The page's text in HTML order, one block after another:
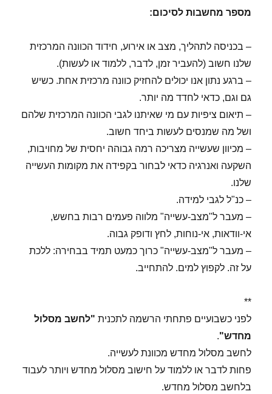
מספר מחשבות לסיכום:
– בכניסה לתהליך, מצב או אירוע, חידוד הכוונה המרכזית
שלנו חשוב (להעביר זמן, לדבר, ללמוד או לעשות).
– ברגע נתון אנו יכולים להחזיק כוונה מרכזית אחת. כשיש
גם וגם, כדאי לחדד מה יותר.
– תיאום ציפיות עם מי שאיתנו לגבי הכוונה המרכזית שלהם
ושל מה שמנסים לעשות ביחד חשוב.
– מכיוון שעשייה מצריכה רמה גבוהה יחסית של מחויבות,
השקעה ואנרגיה כדאי לבחור בקפידה את מקומות העשייה
שלנו.
– כנ"ל לגבי למידה.
– מעבר ל"מצב-עשייה" מלווה פעמים רבות בחשש,
אי-וודאות, אי-נוחות, לחץ ודופק גבוה.
– מעבר ל"מצב-עשייה" כרוך כמעט תמיד בבחירה: ללכת
על זה. לקפוץ למים. להתחייב.
**
לפני כשבועיים פתחתי הרשמה לתכנית "לחשב מסלול
מחדש".
לחשב מסלול מחדש מכוונת לעשייה.
פחות לדבר או ללמוד על חישוב מסלול מחדש ויותר לעבוד
בלחשב מסלול מחדש.